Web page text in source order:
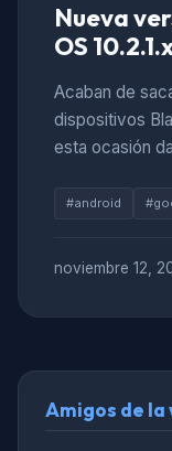
Nueva
OS
Acaban de
dispositivos
esta ocasión
#android
noviembre 12,
Amigos de la